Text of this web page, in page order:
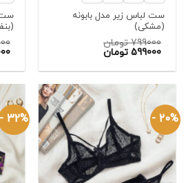
ست لباس زیر مدل بابونه
(مشکی)
799000 تومان
قیمت
799000 تومان
599000 تومان
فعلی:
ست
20% -
32% -